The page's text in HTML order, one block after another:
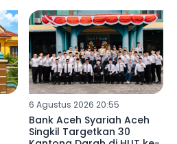
6 Agustus 2026 20:55
Bank Aceh Syariah Aceh
Singkil Targetkan 30